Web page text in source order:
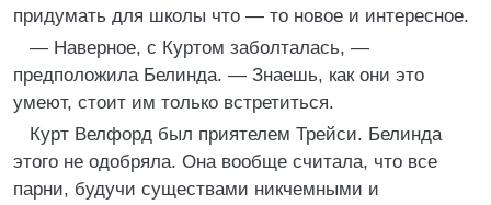
придумать для школы что — то новое и интересное.
— Наверное, с Куртом заболталась, —
предположила Белинда. — Знаешь, как они это
умеют, стоит им только встретиться.
Курт Велфорд был приятелем Трейси. Белинда
этого не одобряла. Она вообще считала, что все
парни, будучи существами никчемными и